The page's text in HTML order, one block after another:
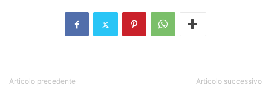
Articolo precedente Articolo successivo